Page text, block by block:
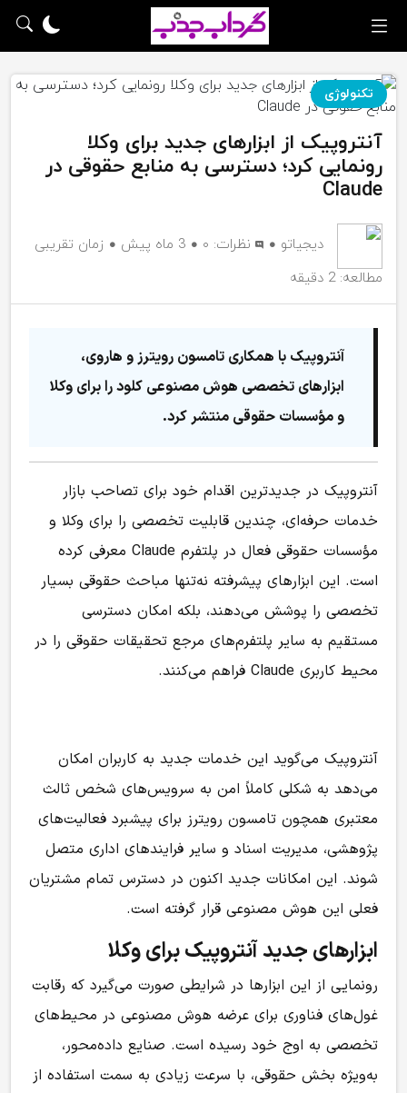
تکنولوژی
آنتروپیک از ابزارهای جدید برای وکلا
رونمایی کرد؛ دسترسی به منابع حقوقی در
Claude
دیجیاتو نظرات: ۰ 3 ماه پیش
زمان تقریبی
مطالعه: 2 دقیقه
آنتروپیک با همکاری تامسون رویترز و هاروی،
ابزارهای تخصصی هوش مصنوعی کلود را برای وکلا
و مؤسسات حقوقی منتشر کرد.
آنتروپیک در جدیدترین اقدام خود برای تصاحب بازار
خدمات حرفه‌ای، چندین قابلیت تخصصی را برای وکلا و
مؤسسات حقوقی فعال در پلتفرم Claude معرفی کرده
است. این ابزارهای پیشرفته نه‌تنها مباحث حقوقی بسیار
تخصصی را پوشش می‌دهند، بلکه امکان دسترسی
مستقیم به سایر پلتفرم‌های مرجع تحقیقات حقوقی را در
محیط کاربری Claude فراهم می‌کنند.
آنتروپیک می‌گوید این خدمات جدید به کاربران امکان
می‌دهد به شکلی کاملاً امن به سرویس‌های شخص ثالث
معتبری همچون تامسون رویترز برای پیشبرد فعالیت‌های
پژوهشی، مدیریت اسناد و سایر فرایندهای اداری متصل
شوند. این امکانات جدید اکنون در دسترس تمام مشتریان
فعلی این هوش مصنوعی قرار گرفته است.
ابزارهای جدید آنتروپیک برای وکلا
رونمایی از این ابزارها در شرایطی صورت می‌گیرد که رقابت
غول‌های فناوری برای عرضه هوش مصنوعی در محیط‌های
تخصصی به اوج خود رسیده است. صنایع داده‌محور،
به‌ویژه بخش حقوقی، با سرعت زیادی به سمت استفاده از